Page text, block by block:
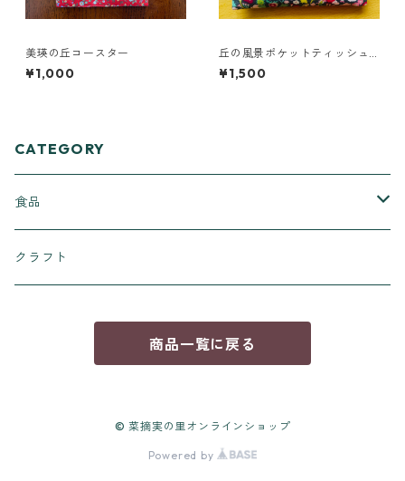
美瑛の丘コースター
¥1,000
丘の風景ポケットティッシュ
カバー
¥1,500
CATEGORY
食品
ジャム
クラフト
商品一覧に戻る
© 菜摘実の里オンラインショップ
Powered by